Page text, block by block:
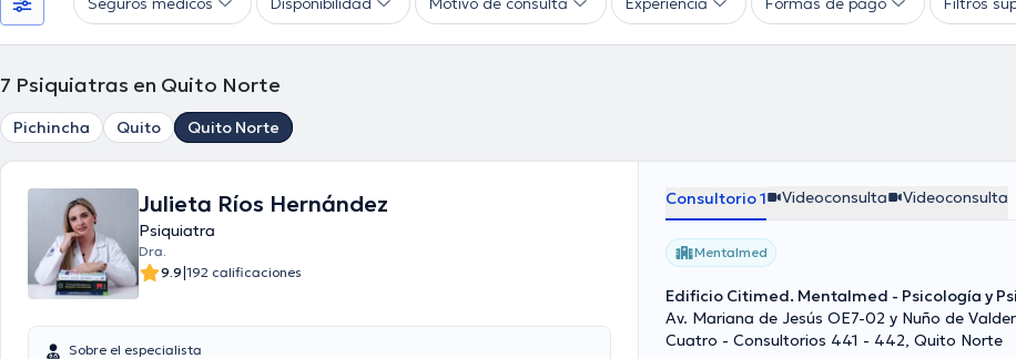
7 Psiquiatras en Quito Norte
Pichincha Quito Quito Norte
Julieta Ríos Hernández
Psiquiatra
Dra.
9.9|192 calificaciones
Sobre el especialista
Consultorio 1 Videoconsulta Videoconsulta
Mentalmed
Edificio Citimed. Mentalmed - Psicología y
Av. Mariana de Jesús OE7-02 y Nuño de
Cuatro - Consultorios 441 - 442, Quito Norte